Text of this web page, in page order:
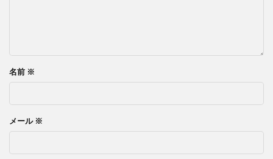
名前 ※
メール ※